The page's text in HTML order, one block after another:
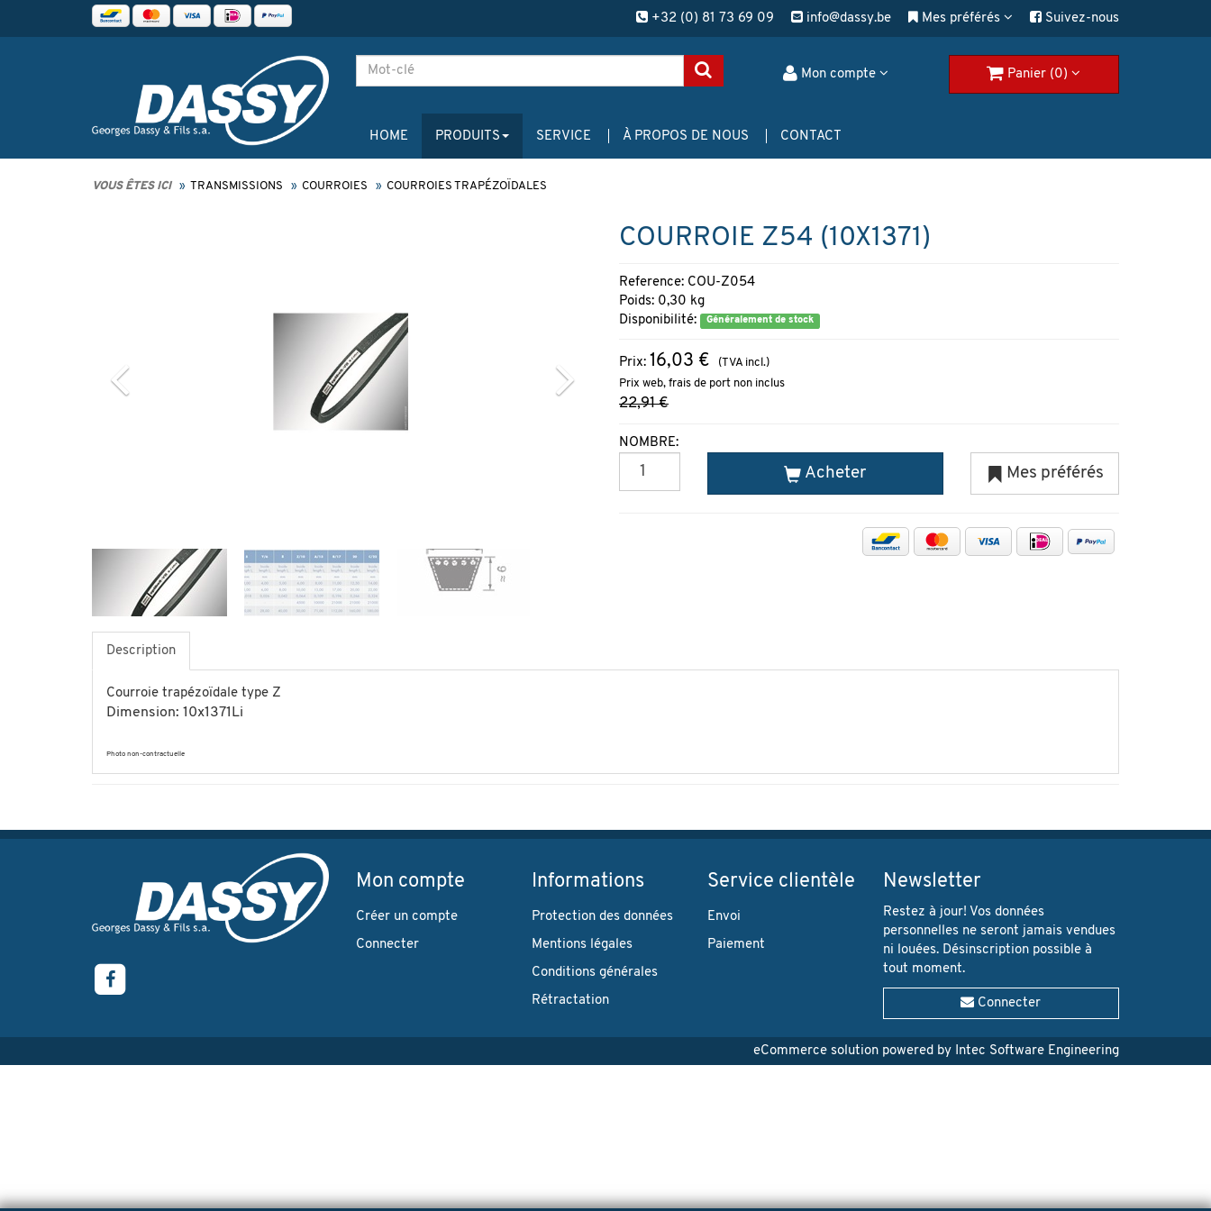
+32 (0) 81 73 69 09 info@dassy.be Mes préférés Suivez-nous
Mon compte Panier (0)
HOME PRODUITS SERVICE À PROPOS DE NOUS CONTACT
VOUS ÊTES ICI TRANSMISSIONS COURROIES COURROIES TRAPÉZOÏDALES
COURROIE Z54 (10X1371)
Reference: COU-Z054
Poids: 0,30 kg
Disponibilité:
Généralement de stock
Prix: 16,03 €
(TVA incl.)
Prix web, frais de port non inclus
22,91 €
NOMBRE:
Acheter Mes préférés
Description
Courroie trapézoïdale type Z
Dimension: 10x1371Li
Photo non-contractuelle
Mon compte
Créer un compte
Connecter
Informations
Protection des données
Mentions légales
Conditions générales
Rétractation
Service clientèle
Envoi
Paiement
Newsletter
Restez à jour! Vos données
personnelles ne seront jamais vendues
ni louées. Désinscription possible à
tout moment.
Connecter
eCommerce solution powered by Intec Software Engineering